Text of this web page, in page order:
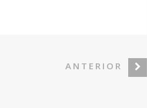
ANTERIOR